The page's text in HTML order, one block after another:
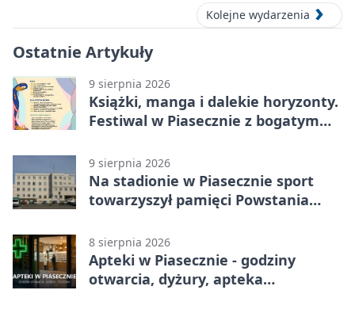
Kolejne wydarzenia
Ostatnie Artykuły
9 sierpnia 2026
Książki, manga i dalekie horyzonty.
Festiwal w Piasecznie z bogatym
9 sierpnia 2026
Na stadionie w Piasecznie sport
towarzyszył pamięci Powstania
8 sierpnia 2026
Apteki w Piasecznie - godziny
otwarcia, dyżury, apteka